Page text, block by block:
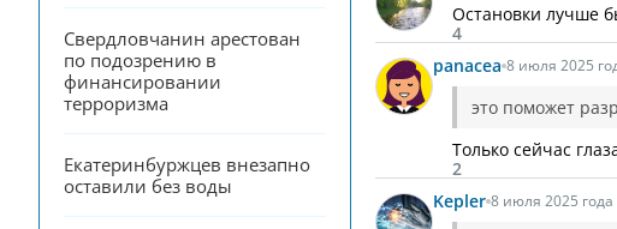
Свердловчанин арестован
по подозрению в
финансировании
терроризма
Екатеринбуржцев внезапно
оставили без воды
Остановки лучше
4
panacea 8 июля 2025
это поможет
Только сейчас
2
Kepler 8 июля 2025 года